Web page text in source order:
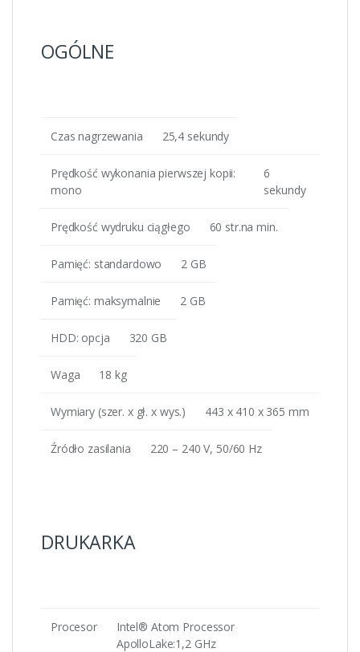
OGÓLNE
Czas nagrzewania 25,4 sekundy
Prędkość wykonania pierwszej kopii:
mono
6
sekundy
Prędkość wydruku ciągłego 60 str.na min.
Pamięć: standardowo 2 GB
Pamięć: maksymalnie 2 GB
HDD: opcja 320 GB
Waga 18 kg
Wymiary (szer. x gł. x wys.) 443 x 410 x 365 mm
Źródło zasilania 220 – 240 V, 50/60 Hz
DRUKARKA
Procesor
Intel® Atom Processor
ApolloLake:1,2 GHz